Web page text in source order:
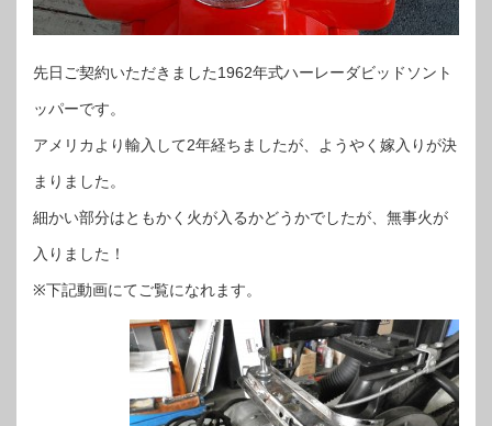
先日ご契約いただきました1962年式ハーレーダビッドソント
ッパーです。
アメリカより輸入して2年経ちましたが、ようやく嫁入りが決
まりました。
細かい部分はともかく火が入るかどうかでしたが、無事火が
入りました！
※下記動画にてご覧になれます。